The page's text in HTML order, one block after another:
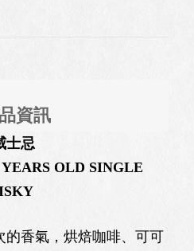
資訊
士忌
OLD SINGLE
的香氣，烘焙咖啡、可可